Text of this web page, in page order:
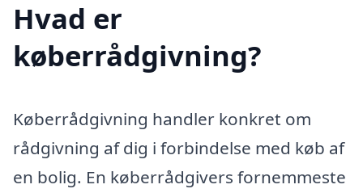
Hvad er
køberrådgivning?
Køberrådgivning handler konkret om
rådgivning af dig i forbindelse med køb af
en bolig. En køberrådgivers fornemmeste